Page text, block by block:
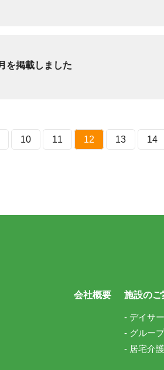
を掲載しました
10 11 12 13 14
会社概要 施設のご
デイサ
グルー
居宅介